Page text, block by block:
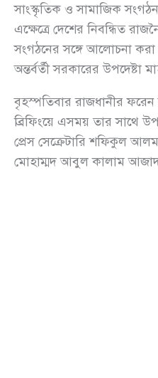
সাংস্কৃতিক ও সামাজিক
এক্ষেত্রে দেশের নিবন্ধিত
সংগঠনের সঙ্গে আলোচনা
অন্তর্বর্তী সরকারের
বৃহস্পতিবার রাজধানীর ফরেন
ব্রিফিংয়ে এসময় তার সাথে
প্রেস সেক্রেটারি শফিকুল
মোহাম্মদ আবুল কালাম